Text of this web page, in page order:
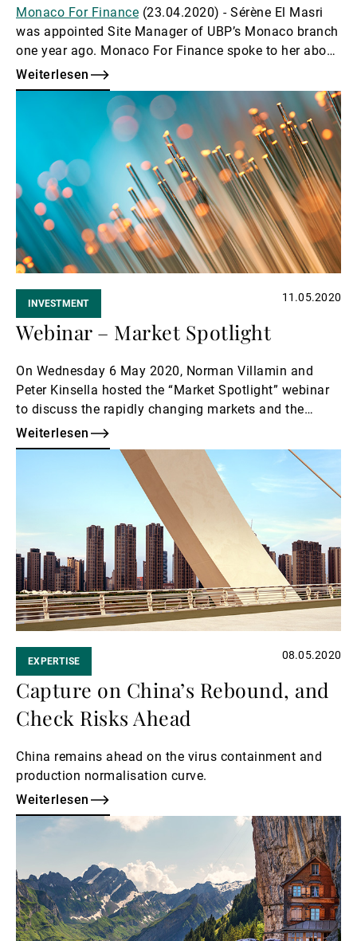
Monaco For Finance (23.04.2020) - Sérène El Masri
was appointed Site Manager of UBP’s Monaco branch
one year ago. Monaco For Finance spoke to her about
her impressions of Monaco as a financial centre.
Weiterlesen
INVESTMENT 11.05.2020
Webinar – Market Spotlight
On Wednesday 6 May 2020, Norman Villamin and
Peter Kinsella hosted the “Market Spotlight” webinar
to discuss the rapidly changing markets and the
opportunities and risks they present.
Weiterlesen
EXPERTISE 08.05.2020
Capture on China’s Rebound, and
Check Risks Ahead
China remains ahead on the virus containment and
production normalisation curve.
Weiterlesen
Weiterlesen